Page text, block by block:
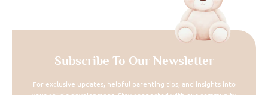
Subscribe To Our Newsletter
For exclusive updates, helpful parenting tips, and insights into